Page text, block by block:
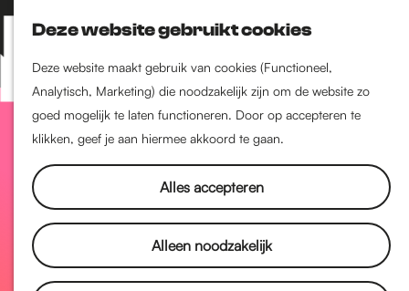
Deze website gebruikt cookies
Deze website maakt gebruik van cookies (Functioneel,
Analytisch, Marketing) die noodzakelijk zijn om de website zo
goed mogelijk te laten functioneren. Door op accepteren te
klikken, geef je aan hiermee akkoord te gaan.
Alles accepteren
Alleen noodzakelijk
Z
o
e
k
e
K
a
a
r
t
M
e
n
Nijmegen-Nieuw-West
Nijmegen-Oud-West
Dukenburg
Lindenholt
Historie
De oudste stad van
Nederland
Historische tijdlijn
Romeinse Limes
Vrede van Nijmegen Penning